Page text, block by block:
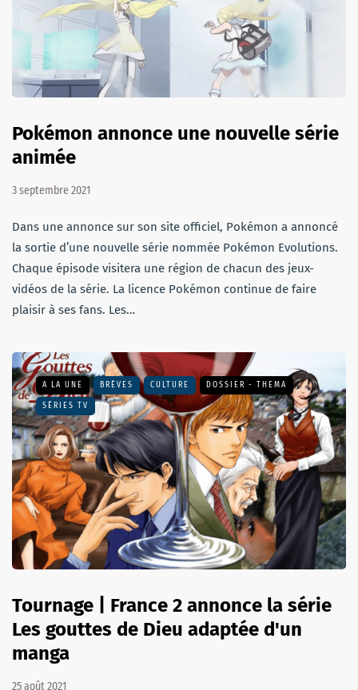
Pokémon annonce une nouvelle série
animée
3 septembre 2021
Dans une annonce sur son site officiel, Pokémon a annoncé
la sortie d’une nouvelle série nommée Pokémon Evolutions.
Chaque épisode visitera une région de chacun des jeux-
vidéos de la série. La licence Pokémon continue de faire
plaisir à ses fans. Les…
A LA UNE BRÈVES CULTURE DOSSIER - THEMA
SÉRIES TV
Tournage | France 2 annonce la série
Les gouttes de Dieu adaptée d'un
manga
25 août 2021